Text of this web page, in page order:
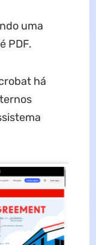
uma
PDF.
há